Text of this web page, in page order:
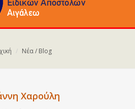
Νέα / Blog
Χαρούλη